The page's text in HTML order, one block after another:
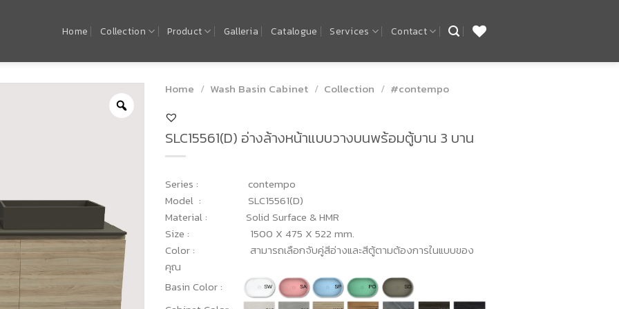
Home Collection Product Galleria Catalogue Services Contact
Home / Wash Basin Cabinet / Collection / #contempo
SLC15561(D) อ่างล้างหน้าแบบวางบนพร้อมตู้บาน 3 บาน
Series : contempo
Model : SLC15561(D)
Material : Solid Surface & HMR
Size : 1500 X 475 X 522 mm.
Color : สามารถเลือกจับคู่สีอ่างและสีตู้ตามต้องการในแบบของ
คุณ
Basin Color :